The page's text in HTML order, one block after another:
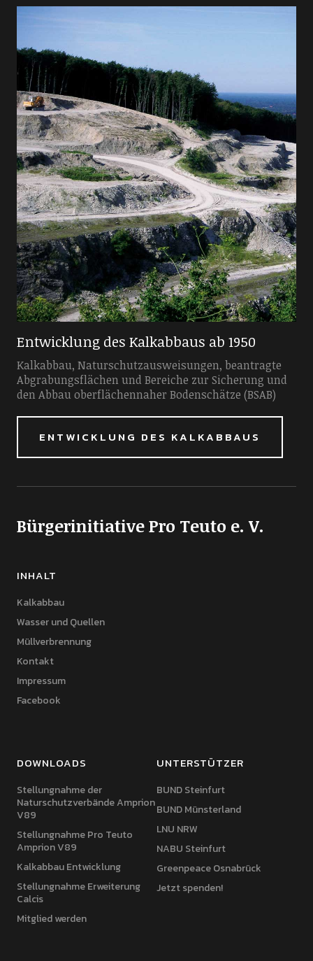
Entwicklung des Kalkabbaus ab 1950
Kalkabbau, Naturschutzausweisungen, beantragte
Abgrabungsflächen und Bereiche zur Sicherung und
den Abbau oberflächennaher Bodenschätze (BSAB)
ENTWICKLUNG DES KALKABBAUS
Bürgerinitiative Pro Teuto e. V.
INHALT
Kalkabbau
Wasser und Quellen
Müllverbrennung
Kontakt
Impressum
Facebook
DOWNLOADS
Stellungnahme der
Naturschutzverbände Amprion
V89
Stellungnahme Pro Teuto
Amprion V89
Kalkabbau Entwicklung
Stellungnahme Erweiterung
Calcis
Mitglied werden
UNTERSTÜTZER
BUND Steinfurt
BUND Münsterland
LNU NRW
NABU Steinfurt
Greenpeace Osnabrück
Jetzt spenden!